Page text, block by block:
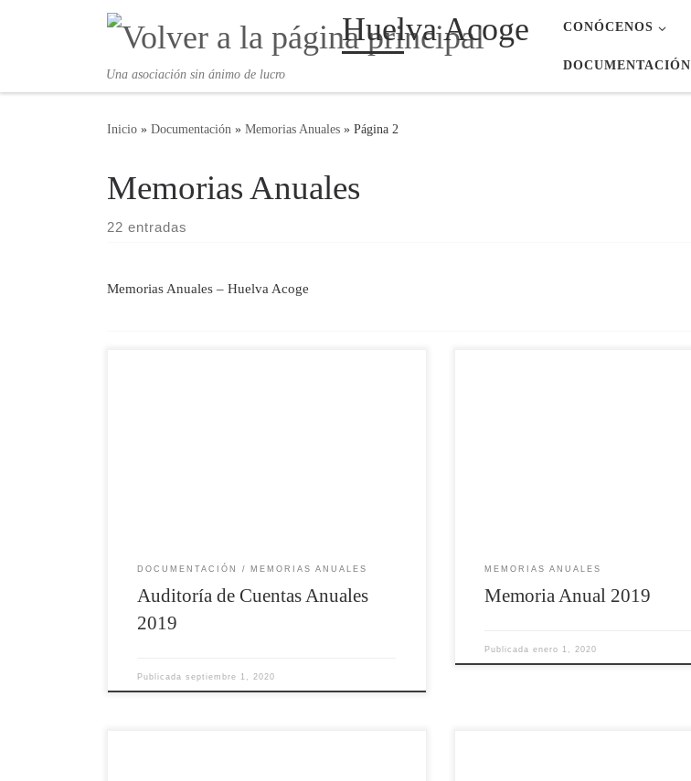
Saltar al contenido Huelva Acoge
Una asociación sin ánimo de lucro
CONÓCENOS
DOCUMENTACIÓN
Inicio » Documentación » Memorias Anuales » Página 2
Memorias Anuales
22 entradas
Memorias Anuales – Huelva Acoge
DOCUMENTACIÓN MEMORIAS ANUALES
Auditoría de Cuentas Anuales
2019
Publicadaseptiembre 1, 2020
MEMORIAS ANUALES
Memoria Anual 2019
Publicadaenero 1, 2020